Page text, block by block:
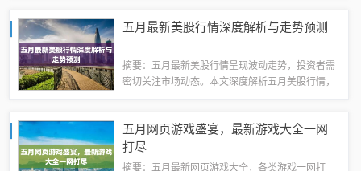
了丰富的就业机会。招聘信息更新及时，为求...
五月最新美股行情深度解析与走势预测
摘要：五月最新美股行情呈现波动走势，投资者需
密切关注市场动态。本文深度解析五月美股行情，
注意风险控制和资产配置。随着五月的到来，...
五月网页游戏盛宴，最新游戏大全一网
打尽
摘要：五月最新网页游戏大全，各类游戏一网打